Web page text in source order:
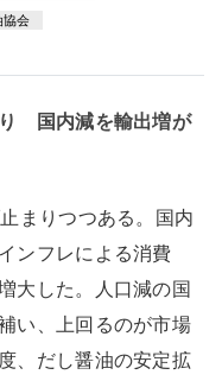
協会
国内減を輸出増が
まりつつある。国内
ンフレによる消費
大した。人口減の国
い、上回るのが市場
、だし醤油の安定拡